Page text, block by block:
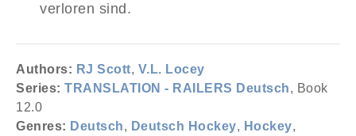
verloren sind.
Authors: RJ Scott, V.L. Locey
Series: TRANSLATION - RAILERS Deutsch, Book
12.0
Genres: Deutsch, Deutsch Hockey, Hockey,